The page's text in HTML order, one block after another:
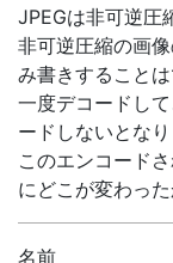
JPEGは非可逆圧
非可逆圧縮の画
み書きすることは
一度デコードし
ードしないとなり
このエンコード
にどこが変わっ
名前